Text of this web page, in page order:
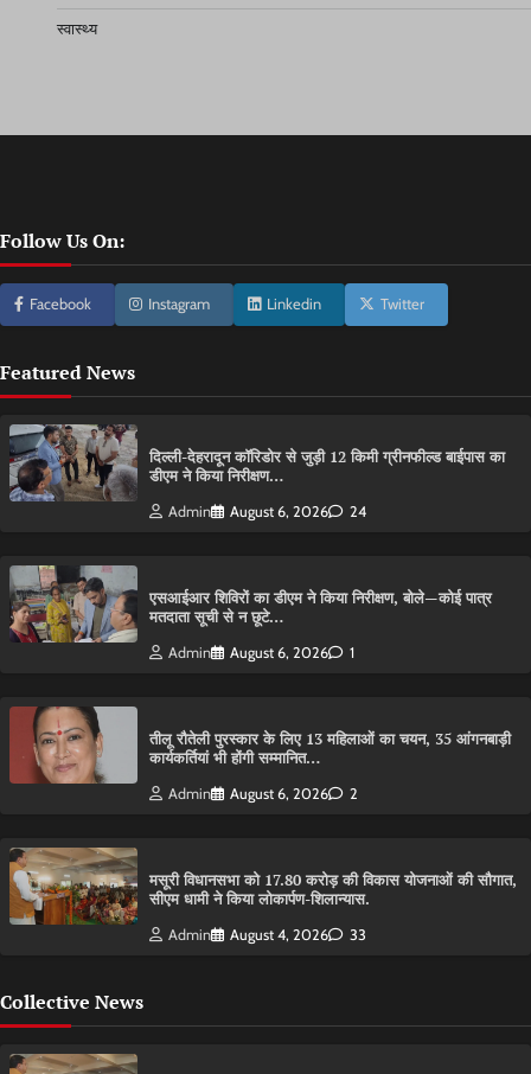
स्वास्थ्य
Follow Us On:
Facebook Instagram Linkedin Twitter
Featured News
दिल्ली-देहरादून कॉरिडोर से जुड़ी 12 किमी ग्रीनफील्ड बाईपास का
डीएम ने किया निरीक्षण…
Admin August 6, 2026 24
एसआईआर शिविरों का डीएम ने किया निरीक्षण, बोले—कोई पात्र
मतदाता सूची से न छूटे…
Admin August 6, 2026 1
तीलू रौतेली पुरस्कार के लिए 13 महिलाओं का चयन, 35 आंगनबाड़ी
कार्यकर्तियां भी होंगी सम्मानित…
Admin August 6, 2026 2
मसूरी विधानसभा को 17.80 करोड़ की विकास योजनाओं की सौगात,
सीएम धामी ने किया लोकार्पण-शिलान्यास.
Admin August 4, 2026 33
Collective News